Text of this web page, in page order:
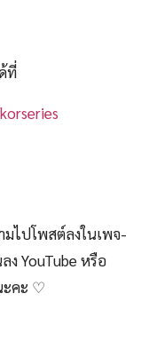
ที่
ไปโพสต์ลงในเพจ-
ง YouTube หรือ
ะคะ ♡